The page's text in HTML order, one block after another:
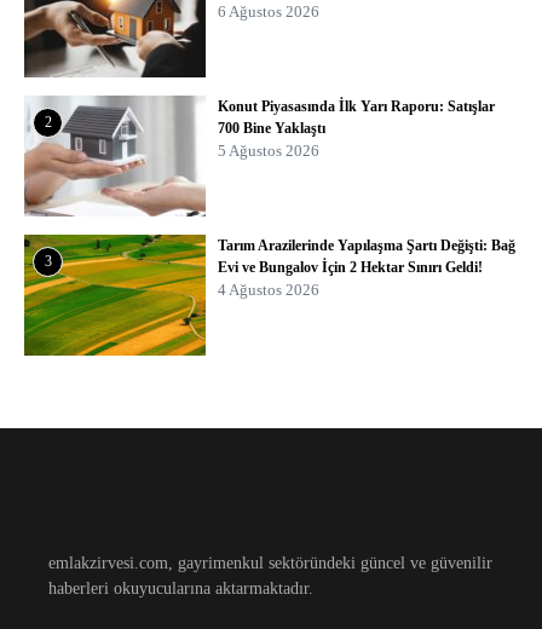
6 Ağustos 2026
2
Konut Piyasasında İlk Yarı Raporu: Satışlar
700 Bine Yaklaştı
5 Ağustos 2026
3
Tarım Arazilerinde Yapılaşma Şartı Değişti: Bağ
Evi ve Bungalov İçin 2 Hektar Sınırı Geldi!
4 Ağustos 2026
emlakzirvesi.com, gayrimenkul sektöründeki güncel ve güvenilir
haberleri okuyucularına aktarmaktadır.